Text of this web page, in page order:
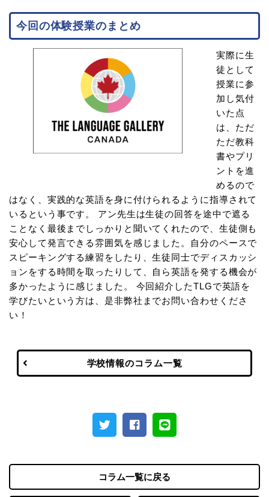
今回の体験授業のまとめ
実際に生
徒として
授業に参
加し気付
いた点
は、ただ
ただ教科
書やプリ
ントを進
めるので
はなく、実践的な英語を身に付けられるように指導されて
いるという事です。 アン先生は生徒の回答を途中で遮る
ことなく最後までしっかりと聞いてくれたので、生徒側も
安心して発言できる雰囲気を感じました。自分のペースで
スピーキングする練習をしたり、生徒同士でディスカッシ
ョンをする時間を取ったりして、自ら英語を発する機会が
多かったように感じました。 今回紹介したTLGで英語を
学びたいという方は、是非弊社までお問い合わせくださ
い！
学校情報のコラム一覧
コラム一覧に戻る